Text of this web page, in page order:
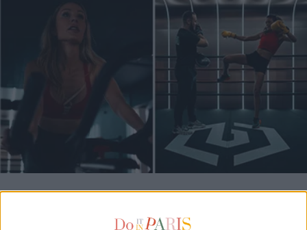
TESTEZ LA SALLE DE SPORT LA PLUS CHIC DE PARIS